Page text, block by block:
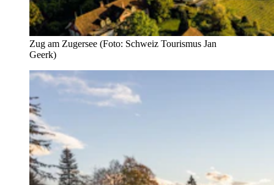
Zug am Zugersee (Foto: Schweiz Tourismus Jan
Geerk)